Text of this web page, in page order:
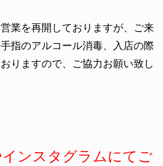
業を再開しておりますが、ご来
指のアルコール消毒、入店の際
りますので、ご協力お願い致し
ンスタグラムにてご